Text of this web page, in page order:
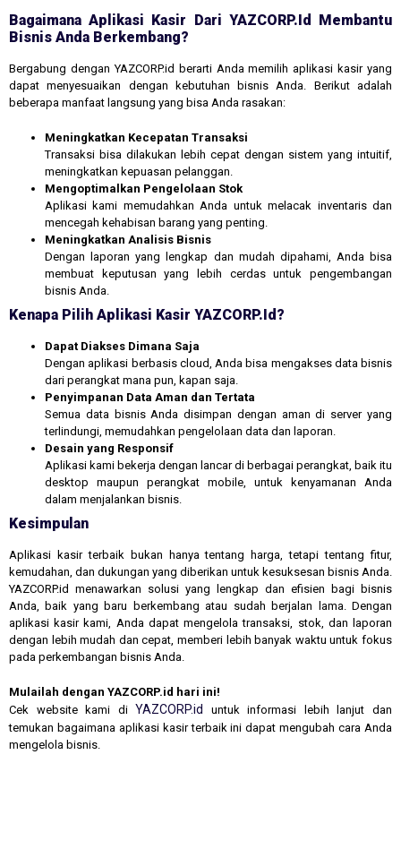
Bagaimana Aplikasi Kasir Dari YAZCORP.id Membantu
Bisnis Anda Berkembang?
Bergabung dengan YAZCORP.id berarti Anda memilih aplikasi kasir yang
dapat menyesuaikan dengan kebutuhan bisnis Anda. Berikut adalah
beberapa manfaat langsung yang bisa Anda rasakan:
Meningkatkan Kecepatan Transaksi
Transaksi bisa dilakukan lebih cepat dengan sistem yang intuitif,
meningkatkan kepuasan pelanggan.
Mengoptimalkan Pengelolaan Stok
Aplikasi kami memudahkan Anda untuk melacak inventaris dan
mencegah kehabisan barang yang penting.
Meningkatkan Analisis Bisnis
Dengan laporan yang lengkap dan mudah dipahami, Anda bisa
membuat keputusan yang lebih cerdas untuk pengembangan
bisnis Anda.
Kenapa Pilih Aplikasi Kasir YAZCORP.id?
Dapat Diakses Dimana Saja
Dengan aplikasi berbasis cloud, Anda bisa mengakses data bisnis
dari perangkat mana pun, kapan saja.
Penyimpanan Data Aman dan Tertata
Semua data bisnis Anda disimpan dengan aman di server yang
terlindungi, memudahkan pengelolaan data dan laporan.
Desain yang Responsif
Aplikasi kami bekerja dengan lancar di berbagai perangkat, baik itu
desktop maupun perangkat mobile, untuk kenyamanan Anda
dalam menjalankan bisnis.
Kesimpulan
Aplikasi kasir terbaik bukan hanya tentang harga, tetapi tentang fitur,
kemudahan, dan dukungan yang diberikan untuk kesuksesan bisnis Anda.
YAZCORP.id menawarkan solusi yang lengkap dan efisien bagi bisnis
Anda, baik yang baru berkembang atau sudah berjalan lama. Dengan
aplikasi kasir kami, Anda dapat mengelola transaksi, stok, dan laporan
dengan lebih mudah dan cepat, memberi lebih banyak waktu untuk fokus
pada perkembangan bisnis Anda.
Mulailah dengan YAZCORP.id hari ini!
Cek website kami di YAZCORP.id
untuk informasi lebih lanjut dan
temukan bagaimana aplikasi kasir terbaik ini dapat mengubah cara Anda
mengelola bisnis.